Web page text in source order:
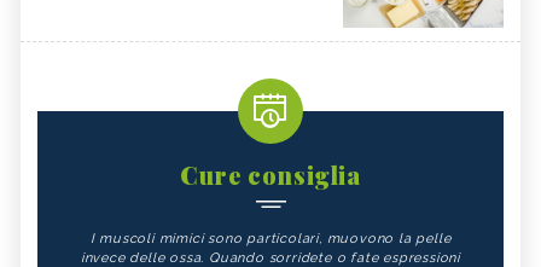
Cure consiglia
I muscoli mimici sono particolari, muovono la pelle
invece delle ossa. Quando sorridete o fate espressioni